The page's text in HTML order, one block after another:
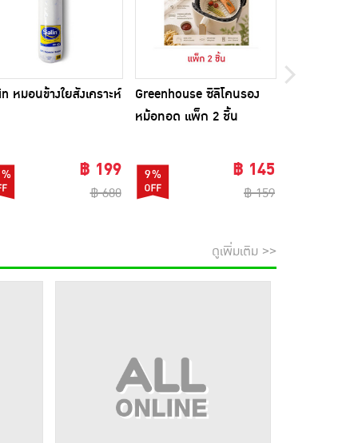
หมอนข้างใยสังเคราะห์
฿ 199
฿ 680
Greenhouse ซิลิโคนรอง
หม้อทอด แพ็ก 2 ชิ้น
9% ฿ 145
฿ 159
ดูเพิ่มเติม >>